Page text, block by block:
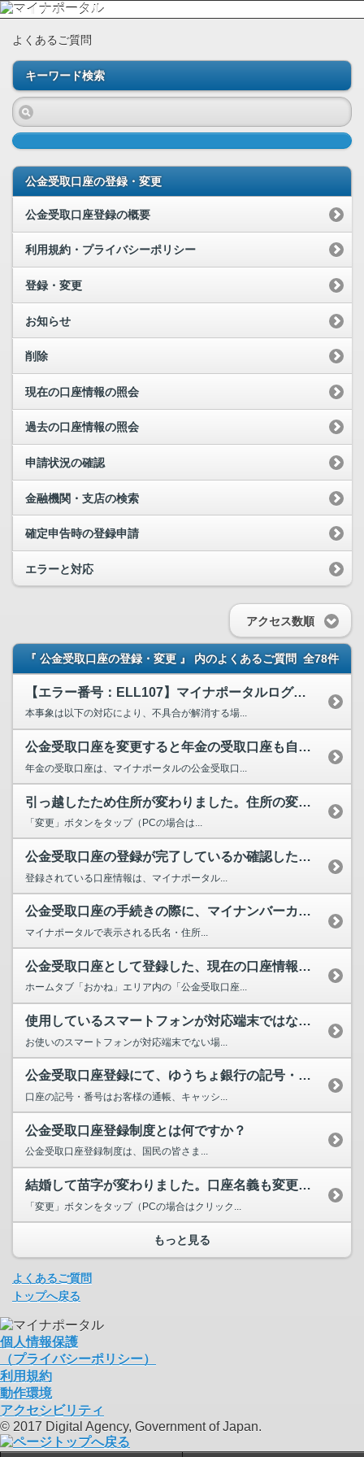
よくあるご質問
キーワード検索
公金受取口座の登録・変更
公金受取口座登録の概要
利用規約・プライバシーポリシー
登録・変更
お知らせ
削除
現在の口座情報の照会
過去の口座情報の照会
申請状況の確認
金融機関・支店の検索
確定申告時の登録申請
エラーと対応
アクセス数順
『 公金受取口座の登録・変更 』 内のよくあるご質問 全78件
【エラー番号：ELL107】マイナポータルログイン後の公金受取口座の登録時等に、マイナンバーカ...
本事象は以下の対応により、不具合が解消する場...
公金受取口座を変更すると年金の受取口座も自動で変更されますか。
年金の受取口座は、マイナポータルの公金受取口...
引っ越したため住所が変わりました。住所の変更はどのようにしたらいいでしょうか。
「変更」ボタンをタップ（PCの場合は...
公金受取口座の登録が完了しているか確認したいです。どうすればよいですか。
登録されている口座情報は、マイナポータル...
公金受取口座の手続きの際に、マイナンバーカードを読み込ませたら、氏名・住所の漢字の一部が、マイ...
マイナポータルで表示される氏名・住所...
公金受取口座として登録した、現在の口座情報を確認する方法について教えてください。
ホームタブ「おかね」エリア内の「公金受取口座...
使用しているスマートフォンが対応端末ではないため、公金受取口座の登録ができません。どうすればよ...
お使いのスマートフォンが対応端末でない場...
公金受取口座登録にて、ゆうちょ銀行の記号・番号の入力方法がわかりません。
口座の記号・番号はお客様の通帳、キャッシ...
公金受取口座登録制度とは何ですか？
公金受取口座登録制度は、国民の皆さま...
結婚して苗字が変わりました。口座名義も変更したので、公金受取口座として登録している口座名義も変...
「変更」ボタンをタップ（PCの場合はクリック...
もっと見る
よくあるご質問
トップへ戻る
個人情報保護
（プライバシーポリシー）
利用規約
動作環境
アクセシビリティ
© 2017 Digital Agency, Government of Japan.